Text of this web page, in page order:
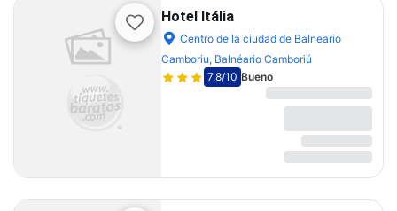
Hotel Itália
Centro de la ciudad de Balneario
Camboriu, Balnéario Camboriú
7.8/10 Bueno